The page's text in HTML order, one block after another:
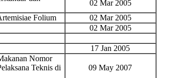
02 Mar 2005
Folium
02 Mar 2005
02 Mar 2005
17 Jan 2005
Nomor
Teknis di
09 May 2007